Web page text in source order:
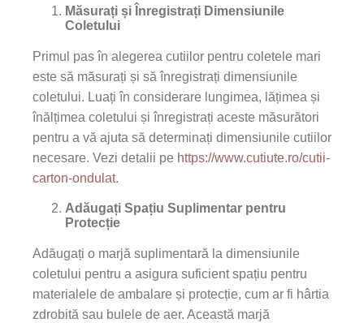
Măsurați și Înregistrați Dimensiunile
Coletului
Primul pas în alegerea cutiilor pentru coletele mari
este să măsurați și să înregistrați dimensiunile
coletului. Luați în considerare lungimea, lățimea și
înălțimea coletului și înregistrați aceste măsurători
pentru a vă ajuta să determinați dimensiunile cutiilor
necesare. Vezi detalii pe https://www.cutiute.ro/cutii-
carton-ondulat.
Adăugați Spațiu Suplimentar pentru
Protecție
Adăugați o marjă suplimentară la dimensiunile
coletului pentru a asigura suficient spațiu pentru
materialele de ambalare și protecție, cum ar fi hârtia
zdrobită sau bulele de aer. Această marjă